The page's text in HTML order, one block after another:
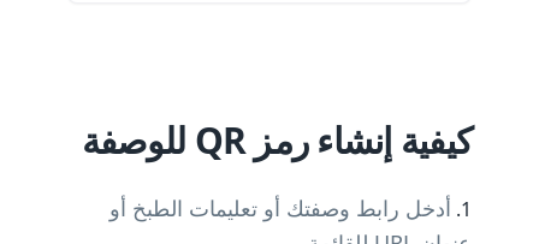
كيفية إنشاء رمز QR للوصفة
أدخل رابط وصفتك أو تعليمات الطبخ أو